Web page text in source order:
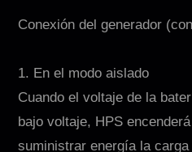
Conexión del generador
1. En el modo aislado
Cuando el voltaje de la
bajo voltaje, HPS
suministrar energía la